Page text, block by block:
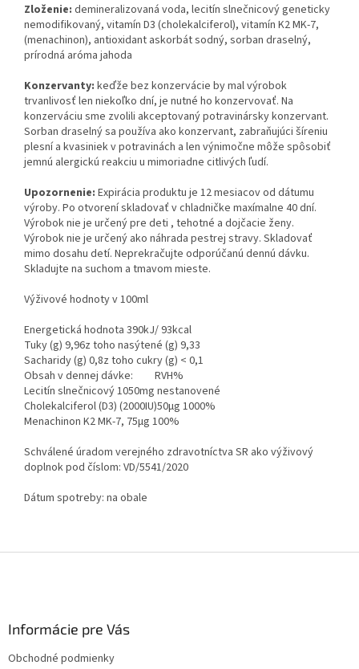
Zloženie: demineralizovaná voda, lecitín slnečnicový geneticky
nemodifikovaný, vitamín D3 (cholekalciferol), vitamín K2 MK-7,
(menachinon), antioxidant askorbát sodný, sorban draselný,
prírodná aróma jahoda
Konzervanty: keďže bez konzervácie by mal výrobok
trvanlivosť len niekoľko dní, je nutné ho konzervovať. Na
konzerváciu sme zvolili akceptovaný potravinársky konzervant.
Sorban draselný sa používa ako konzervant, zabraňujúci šíreniu
plesní a kvasiniek v potravinách a len výnimočne môže spôsobiť
jemnú alergickú reakciu u mimoriadne citlivých ľudí.
Upozornenie: Expirácia produktu je 12 mesiacov od dátumu
výroby. Po otvorení skladovať v chladničke maxímalne 40 dní.
Výrobok nie je určený pre deti , tehotné a dojčacie ženy.
Výrobok nie je určený ako náhrada pestrej stravy. Skladovať
mimo dosahu detí. Neprekračujte odporúčanú dennú dávku.
Skladujte na suchom a tmavom mieste.
Výživové hodnoty v 100ml
Energetická hodnota 390kJ/ 93kcal
Tuky (g) 9,96z toho nasýtené (g) 9,33
Sacharidy (g) 0,8z toho cukry (g) < 0,1
Obsah v dennej dávke: RVH%
Lecitín slnečnicový 1050mg nestanovené
Cholekalciferol (D3) (2000IU)50μg 1000%
Menachinon K2 MK-7, 75μg 100%
Schválené úradom verejného zdravotníctva SR ako výživový
doplnok pod číslom: VD/5541/2020
Dátum spotreby: na obale
Informácie pre Vás
Obchodné podmienky